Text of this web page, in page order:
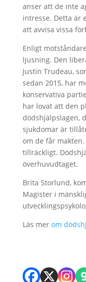
anser att de inte
intresse. Detta är
att avvisa vissa
Enligt
ljusning. Den
Justin Trudeau,
sedan 2015, har
konservativa
har lovat att den
dödshjälpslagen,
sjukdomar är
om de får
tillräckligt.
överhuvudtaget.
Brita Storlund,
Magister i
Läs mer om